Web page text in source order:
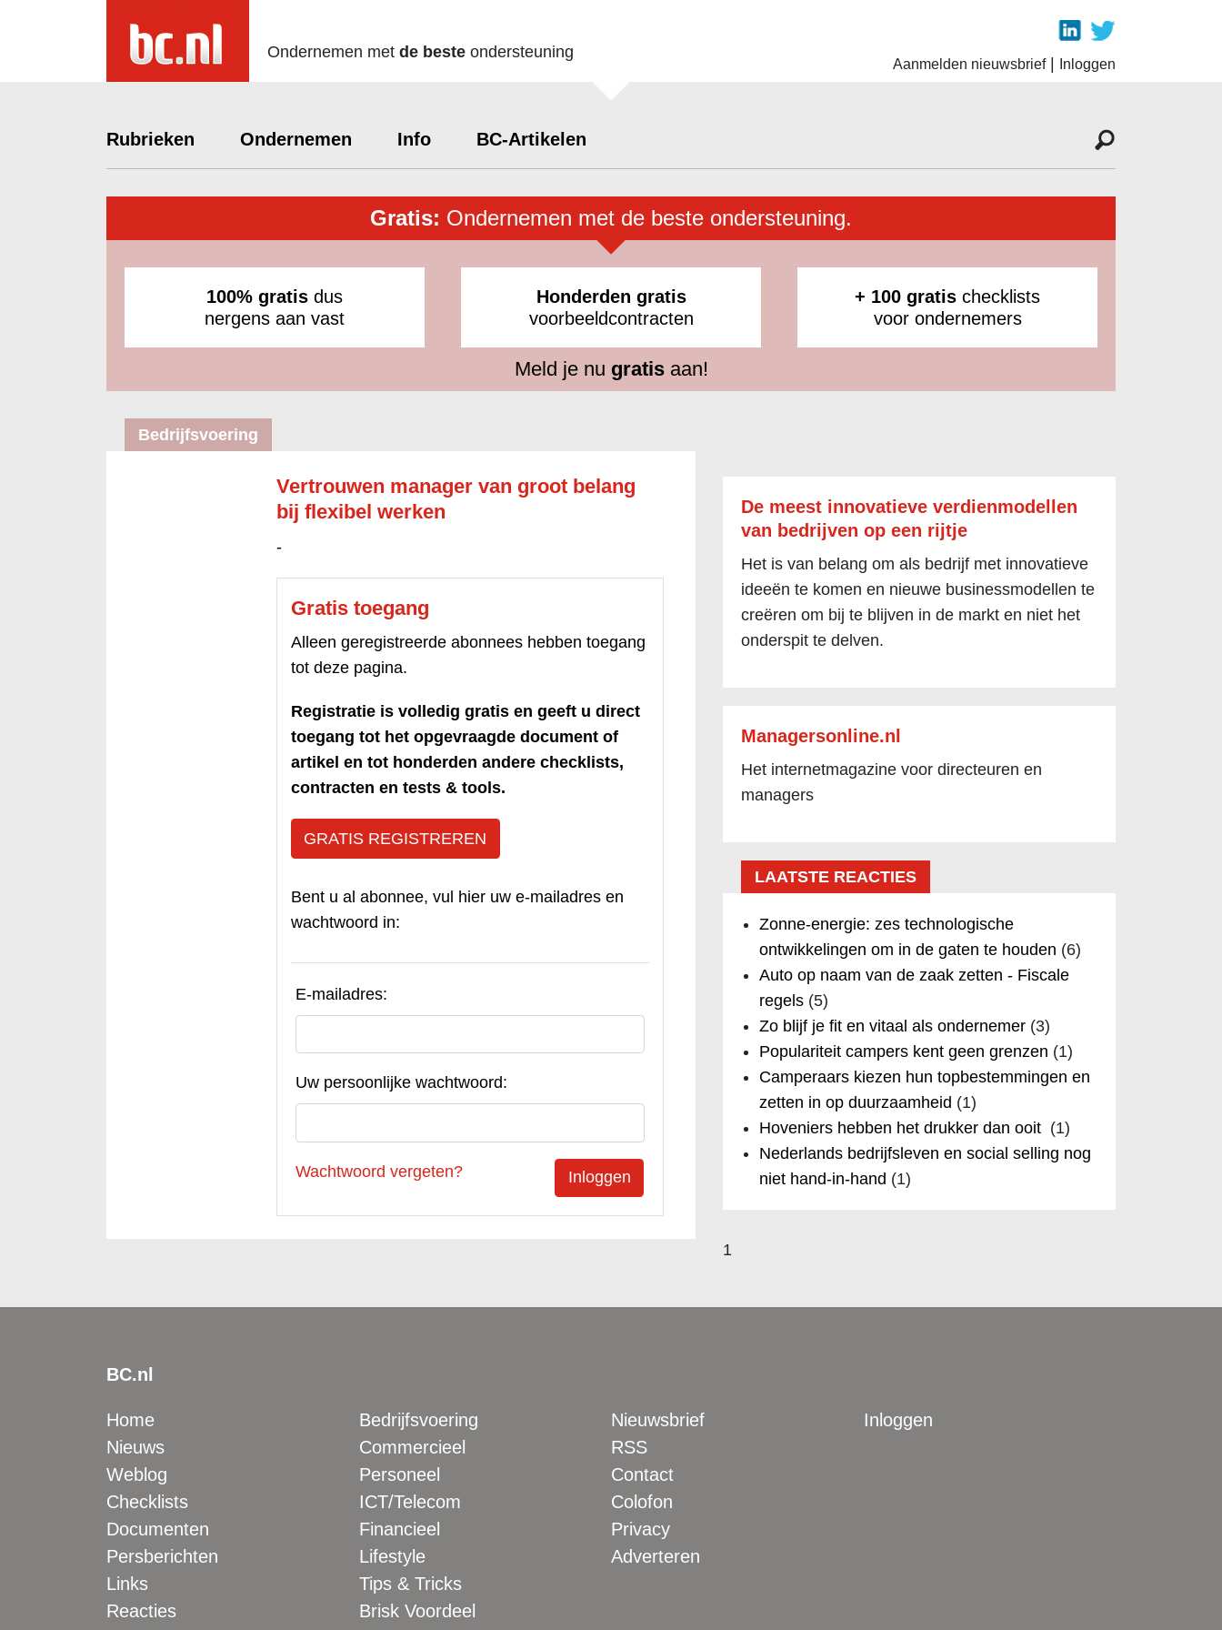
Ondernemen met de beste ondersteuning
Aanmelden nieuwsbrief| Inloggen
Rubrieken Ondernemen Info BC-Artikelen
Gratis: Ondernemen met de beste ondersteuning.
100% gratis dus
nergens aan vast
Honderden gratis
voorbeeldcontracten
+ 100 gratis checklists
voor ondernemers
Meld je nu gratisaan!
Bedrijfsvoering
Vertrouwen manager van groot belang
bij flexibel werken
-
Gratis toegang
Alleen geregistreerde abonnees hebben toegang
tot deze pagina.
Registratie is volledig gratis en geeft u direct
toegang tot het opgevraagde document of
artikel en tot honderden andere checklists,
contracten en tests & tools.
GRATIS REGISTREREN
Bent u al abonnee, vul hier uw e-mailadres en
wachtwoord in:
E-mailadres:
Uw persoonlijke wachtwoord:
Wachtwoord vergeten?
De meest innovatieve verdienmodellen
van bedrijven op een rijtje
Het is van belang om als bedrijf met innovatieve
ideeën te komen en nieuwe businessmodellen te
creëren om bij te blijven in de markt en niet het
onderspit te delven.
Managersonline.nl
Het internetmagazine voor directeuren en
managers
LAATSTE REACTIES
Zonne-energie: zes technologische
ontwikkelingen om in de gaten te houden (6)
Auto op naam van de zaak zetten - Fiscale
regels(5)
Zo blijf je fit en vitaal als ondernemer(3)
Populariteit campers kent geen grenzen (1)
Camperaars kiezen hun topbestemmingen en
zetten in op duurzaamheid (1)
Hoveniers hebben het drukker dan ooit (1)
Nederlands bedrijfsleven en social selling nog
niet hand-in-hand (1)
1
BC.nl
Home
Nieuws
Weblog
Checklists
Documenten
Persberichten
Links
Reacties
Bedrijfsvoering
Commercieel
Personeel
ICT/Telecom
Financieel
Lifestyle
Tips & Tricks
Brisk Voordeel
Nieuwsbrief
RSS
Contact
Colofon
Privacy
Adverteren
Inloggen